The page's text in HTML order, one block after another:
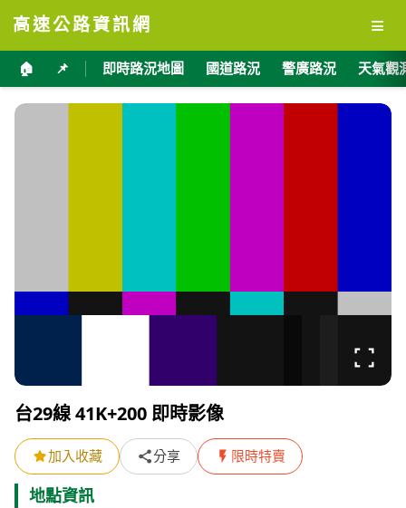
高速公路資訊網 ≡
🏠 📌 即時路況地圖 國道路況 警廣路況 天氣觀
台29線 41K+200 即時影像
加入收藏 分享 限時特賣
地點資訊